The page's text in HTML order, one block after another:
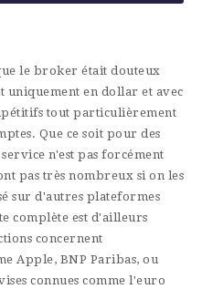
le broker était douteux
uniquement en dollar et avec
tout particulièrement
Que ce soit pour des
n'est pas forcément
pas très nombreux si on les
sur d'autres plateformes
complète est d'ailleurs
concernent
Apple, BNP Paribas, ou
connues comme l'euro